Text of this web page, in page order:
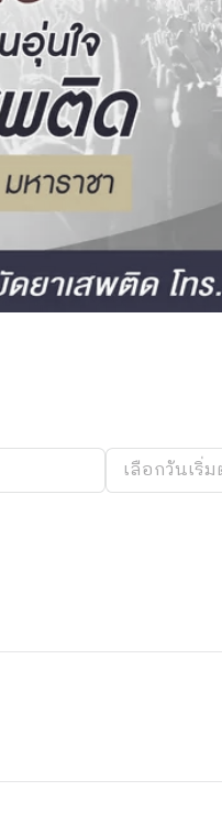
เลือกวันเริ่ม